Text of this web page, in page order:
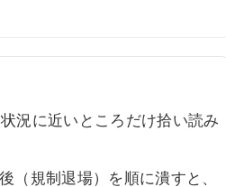
況に近いところだけ拾い読み
規制退場）を順に潰すと、